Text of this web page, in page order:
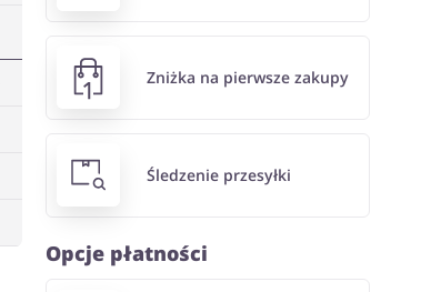
Zniżka na pierwsze zakupy
Śledzenie przesyłki
Opcje płatności